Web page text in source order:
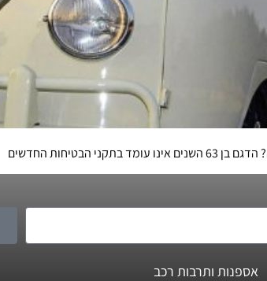
החדשים
אספנות ותרבות רכב